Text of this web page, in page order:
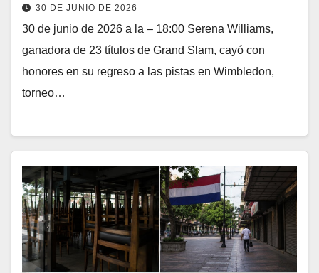
30 DE JUNIO DE 2026
30 de junio de 2026 a la – 18:00 Serena Williams,
ganadora de 23 títulos de Grand Slam, cayó con
honores en su regreso a las pistas en Wimbledon,
torneo…